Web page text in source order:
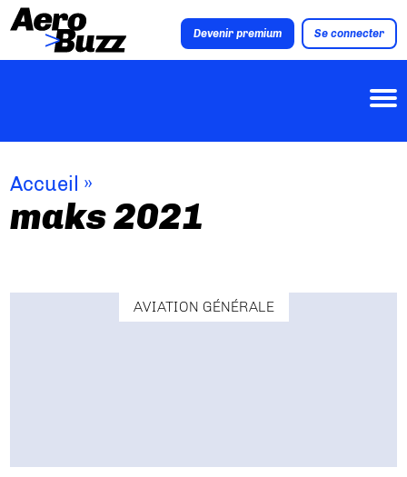
Devenir premium Se connecter
Accueil »
maks 2021
AVIATION GÉNÉRALE